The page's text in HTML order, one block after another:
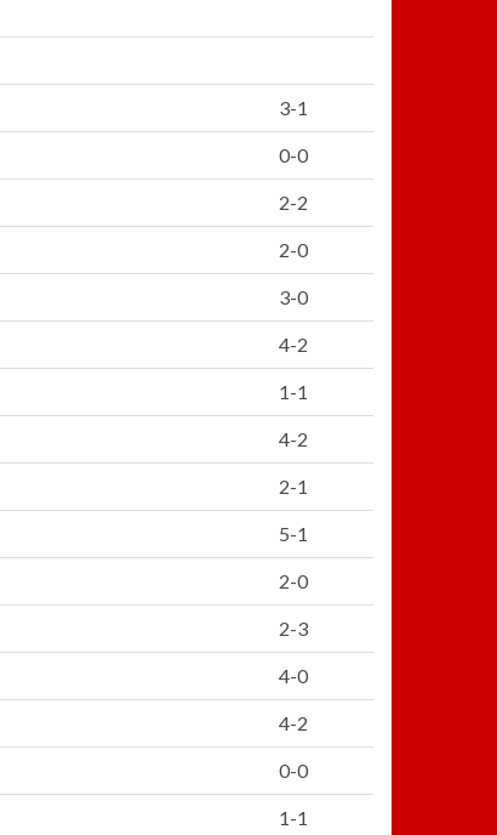
3-1
0-0
2-2
2-0
3-0
4-2
1-1
4-2
2-1
5-1
2-0
2-3
4-0
4-2
0-0
1-1